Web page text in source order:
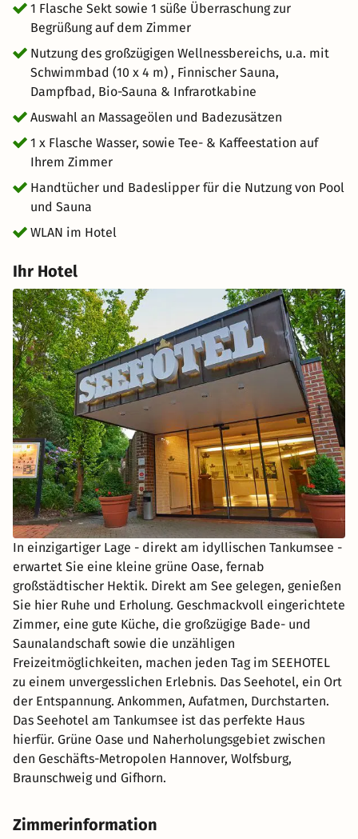
1 Flasche Sekt sowie 1 süße Überraschung zur
Begrüßung auf dem Zimmer
Nutzung des großzügigen Wellnessbereichs, u.a. mit
Schwimmbad (10 x 4 m) , Finnischer Sauna,
Dampfbad, Bio-Sauna & Infrarotkabine
Auswahl an Massageölen und Badezusätzen
1 x Flasche Wasser, sowie Tee- & Kaffeestation auf
Ihrem Zimmer
Handtücher und Badeslipper für die Nutzung von Pool
und Sauna
WLAN im Hotel
Ihr Hotel
In einzigartiger Lage - direkt am idyllischen Tankumsee -
erwartet Sie eine kleine grüne Oase, fernab
großstädtischer Hektik. Direkt am See gelegen, genießen
Sie hier Ruhe und Erholung. Geschmackvoll eingerichtete
Zimmer, eine gute Küche, die großzügige Bade- und
Saunalandschaft sowie die unzähligen
Freizeitmöglichkeiten, machen jeden Tag im SEEHOTEL
zu einem unvergesslichen Erlebnis. Das Seehotel, ein Ort
der Entspannung. Ankommen, Aufatmen, Durchstarten.
Das Seehotel am Tankumsee ist das perfekte Haus
hierfür. Grüne Oase und Naherholungsgebiet zwischen
den Geschäfts-Metropolen Hannover, Wolfsburg,
Braunschweig und Gifhorn.
Zimmerinformation